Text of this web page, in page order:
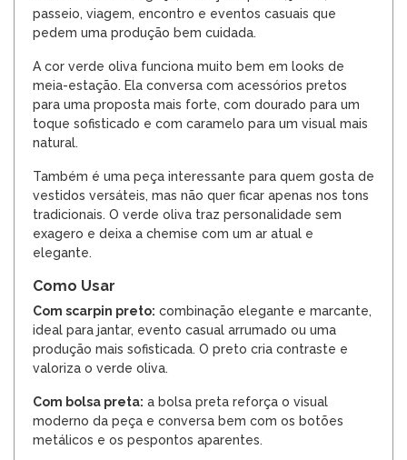
passeio, viagem, encontro e eventos casuais que
pedem uma produção bem cuidada.
A cor verde oliva funciona muito bem em looks de
meia-estação. Ela conversa com acessórios pretos
para uma proposta mais forte, com dourado para um
toque sofisticado e com caramelo para um visual mais
natural.
Também é uma peça interessante para quem gosta de
vestidos versáteis, mas não quer ficar apenas nos tons
tradicionais. O verde oliva traz personalidade sem
exagero e deixa a chemise com um ar atual e
elegante.
Como Usar
Com scarpin preto: combinação elegante e marcante,
ideal para jantar, evento casual arrumado ou uma
produção mais sofisticada. O preto cria contraste e
valoriza o verde oliva.
Com bolsa preta: a bolsa preta reforça o visual
moderno da peça e conversa bem com os botões
metálicos e os pespontos aparentes.